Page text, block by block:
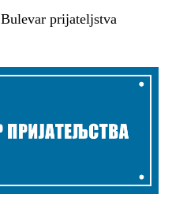
Bulevar prijateljstva